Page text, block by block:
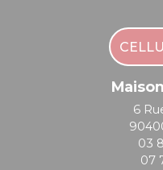
6
03
07